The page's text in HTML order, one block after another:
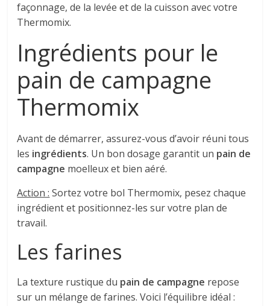
façonnage, de la levée et de la cuisson avec votre
Thermomix.
Ingrédients pour le
pain de campagne
Thermomix
Avant de démarrer, assurez-vous d’avoir réuni tous
les ingrédients. Un bon dosage garantit un pain de
campagne moelleux et bien aéré.
Action : Sortez votre bol Thermomix, pesez chaque
ingrédient et positionnez-les sur votre plan de
travail.
Les farines
La texture rustique du pain de campagne repose
sur un mélange de farines. Voici l’équilibre idéal :